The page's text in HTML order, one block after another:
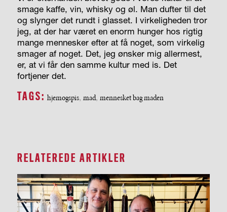
smage kaffe, vin, whisky og øl. Man dufter til det
og slynger det rundt i glasset. I virkeligheden tror
jeg, at der har været en enorm hunger hos rigtig
mange mennesker efter at få noget, som virkelig
smager af noget. Det, jeg ønsker mig allermest,
er, at vi får den samme kultur med is. Det
fortjener det.
TAGS: hjemogspis, mad, mennesket bag maden
RELATEREDE ARTIKLER